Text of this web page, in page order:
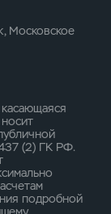
Московское
(2) ГК РФ.
подробной